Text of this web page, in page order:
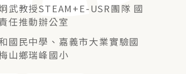
武教授STEAM+E-USR團隊 國
任推動辦公室
國民中學、嘉義市大業實驗國
山鄉瑞峰國小